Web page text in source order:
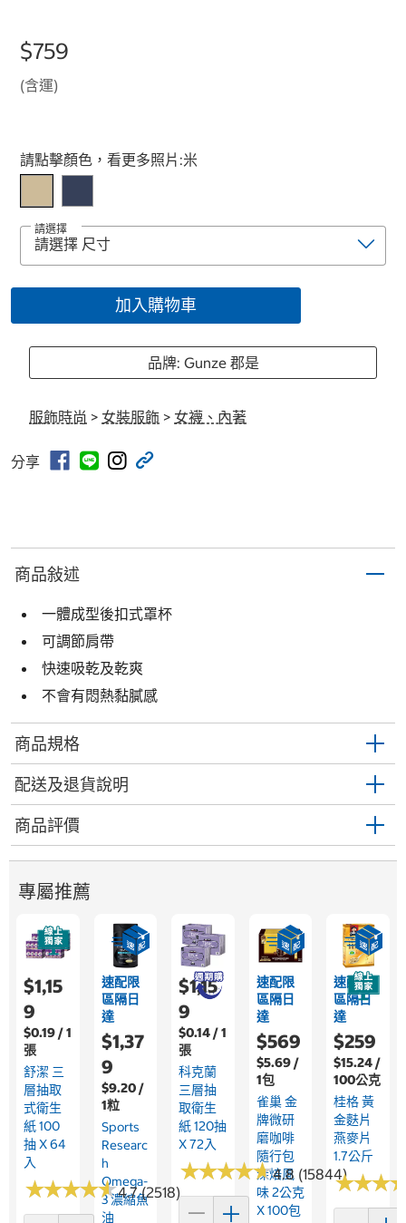
$759
(含運)
Select product
請點擊顏色，看更多照片:米
請選擇
加入購物車
品牌: Gunze 郡是
服飾時尚 > 女裝服飾 > 女襪、內著
分享
商品敍述
一體成型後扣式罩杯
可調節肩帶
快速吸乾及乾爽
不會有悶熱黏膩感
商品規格
配送及退貨說明
商品評價
專屬推薦
$1,15
9
$0.19 / 1
張
舒潔 三
層抽取
式衛生
紙 100
抽 X 64
入
★★★★★
★★★★★4.7 (2518)
速配限
區隔日
達
$1,37
9
$9.20 /
1粒
Sports
Researc
H
Omega-
3 濃縮魚
油
$1,15
9
$0.14 / 1
張
科克蘭
三層抽
取衛生
紙 120抽
X 72入
★★★★★
★★★★★4.8 (15844)
速配限
區隔日
達
$569
$5.69 /
1包
雀巢 金
牌微研
磨咖啡
隨行包
深焙風
味 2公克
X 100包
速配限
區隔日
達
$259
$15.24 /
100公克
桂格 黃
金麩片
燕麥片
1.7公斤
★★★
★★★